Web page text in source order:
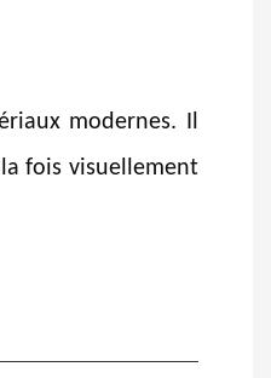
modernes. Il
fois visuellement